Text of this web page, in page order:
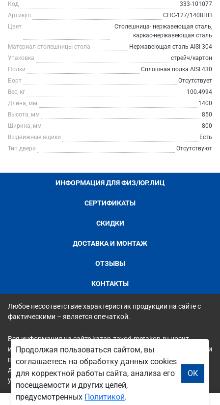
Код
333-101077
Артикул
СПС-127/1408НП
Цвет
Столешница- нержавеющая сталь,
каркас-нержавеющая сталь
Материал столешницы стола
Нержавеющая сталь AISI 304
Упаковка
стрейч/картон
Полки
Сплошная полка AISI 430
Борт
Отсутствует
Вес, кг
100.4994
Длина, мм
1400
Высота, мм
850
Ширина, мм
800
Выдвижные ящики
Есть
Тип двери
Отсутствуют
ИНФОРМАЦИЯ ДЛЯ ФИЗ/ЮР.ЛИЦ
СЕРТИФИКАТЫ
СКИДКИ
ДОСТАВКА И МОНТАЖ
ОТЗЫВЫ
КОНТАКТЫ
Любое несоответствие характеристик продукции на сайте с
фактическими – является опечаткой.
Вся информация на сайте kazan.zavod-metakon.ru носит
исключительно ознакомительный и справочный характер и ни
при каких условиях не является публичной офертой. Всю
дополнительную информацию можно узнать по телефонам
указанным на сайте.
Продолжая пользоваться сайтом, вы
соглашаетесь на обработку данных cookies
для корректной работы сайта, анализа его
посещаемости и других целей,
предусмотренных Политикой.
ОК